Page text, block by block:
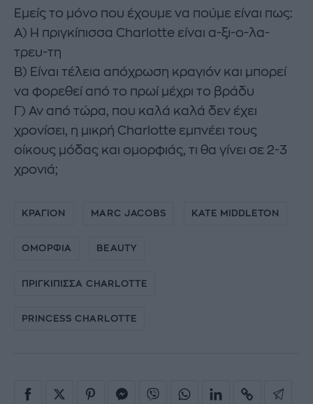
Εμείς το μόνο που έχουμε να πούμε είναι πως:
Α) Η πριγκίπισσα Charlotte είναι α-ξι-ο-λα-
τρευ-τη
Β) Είναι τέλεια απόχρωση κραγιόν και μπορεί
να φορεθεί από το πρωί μέχρι το βράδυ
Γ) Αν από τώρα, που καλά καλά δεν έχει
χρονίσει, η μικρή Charlotte εμπνέει τους
οίκους μόδας και ομορφιάς, τι θα γίνει σε 2-3
χρονιά;
ΚΡΑΓΙΟΝ MARC JACOBS KATE MIDDLETON
ΟΜΟΡΦΙΑ BEAUTY
ΠΡΙΓΚΙΠΙΣΣΑ CHARLOTTE
PRINCESS CHARLOTTE